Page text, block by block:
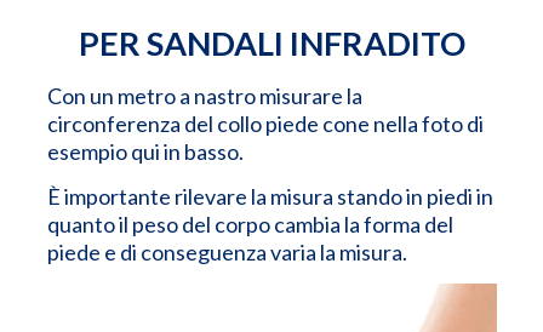
PER SANDALI INFRADITO
Con un metro a nastro misurare la
circonferenza del collo piede cone nella foto di
esempio qui in basso.
È importante rilevare la misura stando in piedi in
quanto il peso del corpo cambia la forma del
piede e di conseguenza varia la misura.